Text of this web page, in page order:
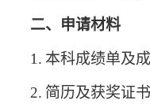
二、申请材料
1. 本科成绩单及
2. 简历及获奖证